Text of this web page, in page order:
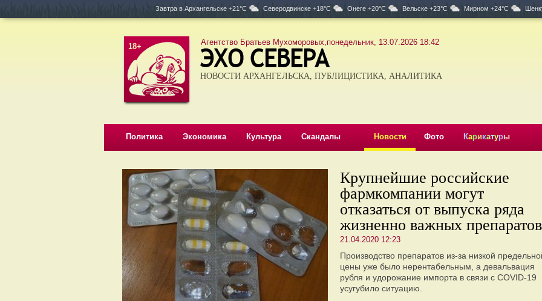
Завтра в Архангельске +21°C Северодвинске +18°C Онеге +20°C Вельске +23°C Мирном +24°C
18+ Агентство Братьев Мухоморовых,понедельник, 13.07.2026 18:42
НОВОСТИ АРХАНГЕЛЬСКА, ПУБЛИЦИСТИКА, АНАЛИТИКА
Политика Экономика Культура Скандалы Новости Фото Карикатуры
Крупнейшие российские
фармкомпании могут
отказаться от выпуска ряда
жизненно важных препаратов
21.04.2020 12:23
Производство препаратов из-за низкой
цены уже было нерентабельным, а девальвация
рубля и удорожание импорта в связи с COVID-19
усугубило ситуацию.